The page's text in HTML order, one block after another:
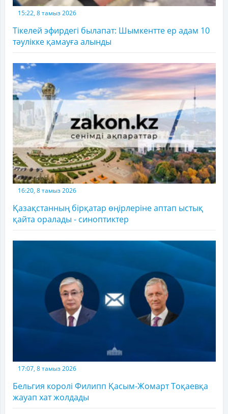
15:22, 8 тамыз 2026
Тікелей эфирдегі былапат: Шымкентте ер адам 10
тәулікке қамауға алынды
16:20, 8 тамыз 2026
Қазақстанның бірқатар өңірлеріне аптап ыстық
қайта оралады - синоптиктер
17:07, 8 тамыз 2026
Бельгия королі Филипп Қасым-Жомарт Тоқаевқа
жауап хат жолдады